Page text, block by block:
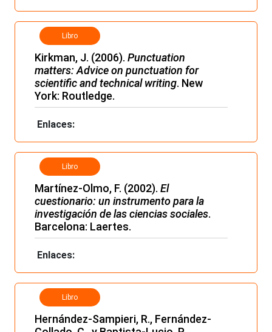
Libro
Kirkman, J. (2006). Punctuation
matters: Advice on punctuation for
scientific and technical writing. New
York: Routledge.
Enlaces:
Libro
Martínez-Olmo, F. (2002). El
cuestionario: un instrumento para la
investigación de las ciencias sociales.
Barcelona: Laertes.
Enlaces:
Libro
Hernández-Sampieri, R., Fernández-